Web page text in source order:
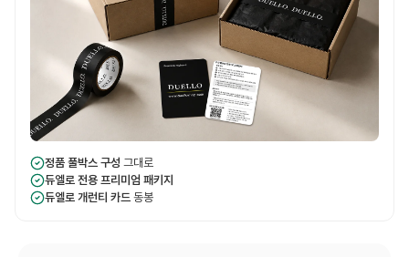
정품 풀박스 구성 그대로
듀엘로 전용 프리미엄 패키지
듀엘로 개런티 카드 동봉